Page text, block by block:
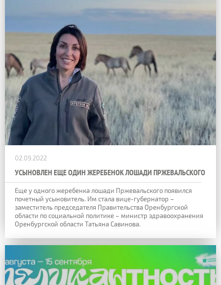
02.09.2022
УСЫНОВЛЕН ЕЩЕ ОДИН ЖЕРЕБЕНОК ЛОШАДИ ПРЖЕВАЛЬСКОГО
Еще у одного жеребенка лошади Пржевальского появился
почетный усыновитель. Им стала вице-губернатор –
заместитель председателя Правительства Оренбургской
области по социальной политике – министр здравоохранения
Оренбургской области Татьяна Савинова.